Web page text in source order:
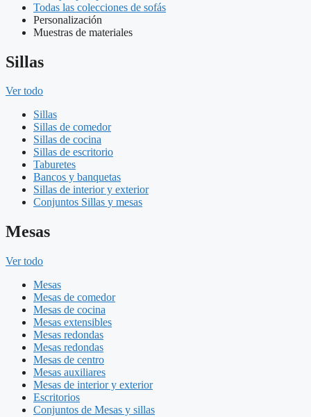
Todas las colecciones de sofás
Personalización
Muestras de materiales
Sillas
Ver todo
Sillas
Sillas de comedor
Sillas de cocina
Sillas de escritorio
Taburetes
Bancos y banquetas
Sillas de interior y exterior
Conjuntos Sillas y mesas
Mesas
Ver todo
Mesas
Mesas de comedor
Mesas de cocina
Mesas extensibles
Mesas redondas
Mesas redondas
Mesas de centro
Mesas auxiliares
Mesas de interior y exterior
Escritorios
Conjuntos de Mesas y sillas